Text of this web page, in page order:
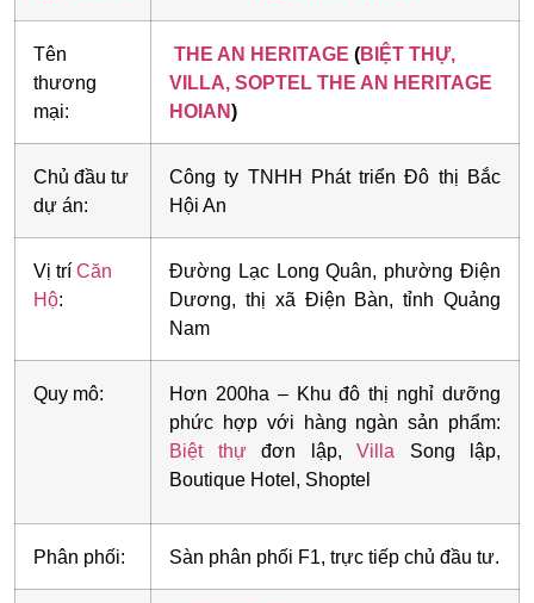
Tên
thương
mại:
THE AN HERITAGE (BIỆT THỰ,
VILLA, SOPTEL THE AN HERITAGE
HOIAN)
Chủ đầu tư
dự án:
Công ty TNHH Phát triển Đô thị Bắc
Hội An
Vị tríCăn
Hộ:
Đường Lạc Long Quân, phường Điện
Dương, thị xã Điện Bàn, tỉnh Quảng
Nam
Quy mô:
Hơn 200ha – Khu đô thị nghỉ dưỡng
phức hợp với hàng ngàn sản phẩm:
Biệt thựđơn lập, Villa Song lập,
Boutique Hotel, Shoptel
Phân phối: Sàn phân phối F1, trực tiếp chủ đầu tư.